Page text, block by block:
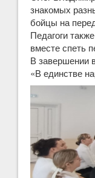
знакомых
бойцы на
Педагоги
вместе спеть
В завершении
«В единстве